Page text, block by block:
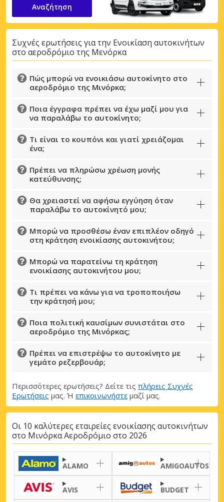
Μεγάλες εξοικονομήσεις
προσφορές συνεργατών
Σύνδεση με eLink
Αναζήτηση
Συχνές ερωτήσεις για την Ενοικίαση αυτοκινήτων
στο αεροδρόμιο της Μενόρκα
Πώς μπορώ να ενοικιάσω αυτοκίνητο στο
αεροδρόμιο της Μινόρκα;
Ποια έγγραφα πρέπει να έχω μαζί μου για
να παραλάβω το αυτοκίνητο;
Τι είναι το κουπόνι και γιατί χρειάζομαι
ένα;
Πρέπει να πληρώσω χρέωση μονής
κατεύθυνσης;
Θα χρειαστεί να αφήσω εγγύηση όταν
παραλάβω το αυτοκίνητό μου;
Μπορώ να προσθέσω έναν επιπλέον οδηγό
στη κράτηση ενοικίασης αυτοκινήτου;
Μπορώ να παρατείνω τη κράτηση
ενοικίασης αυτοκινήτου μου;
Τι πρέπει να κάνω για να τροποποιήσω
την κράτησή μου;
Ποια πολιτική καυσίμων συνιστάται στο
αεροδρόμιο της Μινόρκας;
Πρέπει να επιστρέψω το αυτοκίνητο με
γεμάτο ρεζερβουάρ;
Περισσότερες ερωτήσεις? Δείτε τις πλήρεις Συχνές
Ερωτήσεις μας. Ή επικοινωνήστε μαζί μας.
Οι 10 καλύτερες εταιρείες ενοικίασης αυτοκινήτων
στο Μινόρκα Αεροδρόμιο στο 2026
ALAMO AMIGOAUTOS
AVIS BUDGET